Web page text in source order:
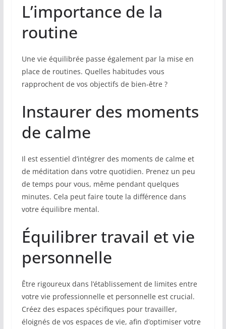
L’importance de la
routine
Une vie équilibrée passe également par la mise en
place de routines. Quelles habitudes vous
rapprochent de vos objectifs de bien-être ?
Instaurer des moments
de calme
Il est essentiel d’intégrer des moments de calme et
de méditation dans votre quotidien. Prenez un peu
de temps pour vous, même pendant quelques
minutes. Cela peut faire toute la différence dans
votre équilibre mental.
Équilibrer travail et vie
personnelle
Être rigoureux dans l’établissement de limites entre
votre vie professionnelle et personnelle est crucial.
Créez des espaces spécifiques pour travailler,
éloignés de vos espaces de vie, afin d’optimiser votre